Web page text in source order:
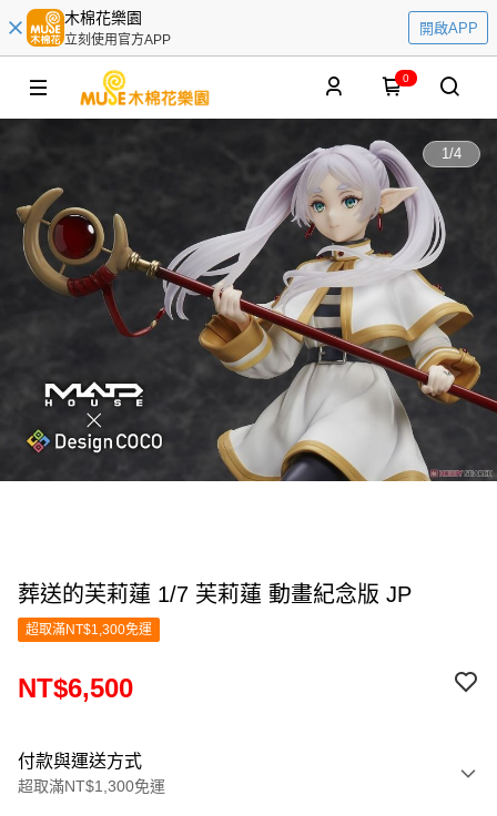
木棉花樂園
立刻使用官方APP
開啟APP
0
1/4
葬送的芙莉蓮 1/7 芙莉蓮 動畫紀念版 JP
超取滿NT$1,300免運
NT$6,500
付款與運送方式
超取滿NT$1,300免運